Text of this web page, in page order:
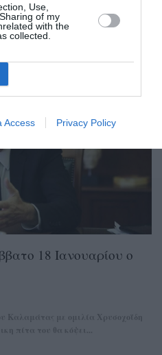
Use,
of my
with the
collected.
Access Privacy Policy
στην Καλαμάτα βλέπουν το
σύσκεψη...
18 Ιανουαρίου ο